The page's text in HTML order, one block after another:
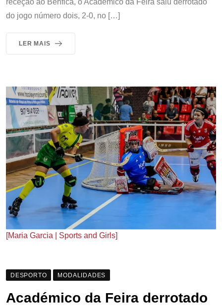
do jogo número dois, 2-0, no […]
LER MAIS
[Maria Garcia | Sports and Girls]
DESPORTO MODALIDADES
Académico da Feira derrotado